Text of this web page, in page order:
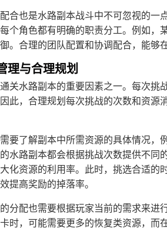
合也是水路副本战斗中不可忽视的一
个角色都有明确的职责分工。例如，
。合理的团队配置和协调配合，能够
理与合理规划
关水路副本的重要因素之一。每次挑
此，合理规划每次挑战的次数和资源
要了解副本中所需资源的具体情况，
水路副本都会根据挑战次数提供不同
化资源的利用率。此时，挑选合适的
提高奖励的掉落率。
分配也需要根据玩家当前的需求来进
时，可能需要更多的恢复类资源，而